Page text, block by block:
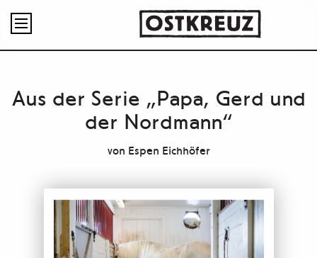

Aus der Serie „Papa, Gerd und
der Nordmann“
von Espen Eichhöfer